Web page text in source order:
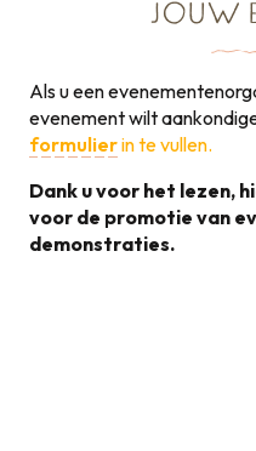
JOUW
Als u een
evenement wilt
formulierin te vullen.
Dank u voor het lezen,
voor de promotie van
demonstraties.